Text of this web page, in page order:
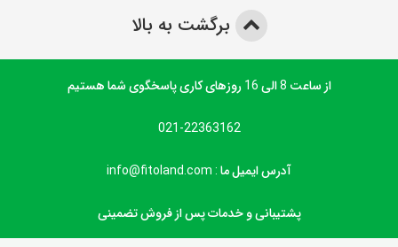
برگشت به بالا
از ساعت 8 الی 16 روزهای کاری پاسخگوی شما هستیم
021-22363162
آدرس ایمیل ما : info@fitoland.com
پشتیبانی و خدمات پس از فروش تضمینی